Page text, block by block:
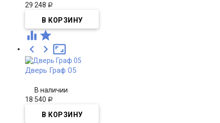
29 248 Р
 

 
Дверь Граф 05
В наличии
18 540 Р